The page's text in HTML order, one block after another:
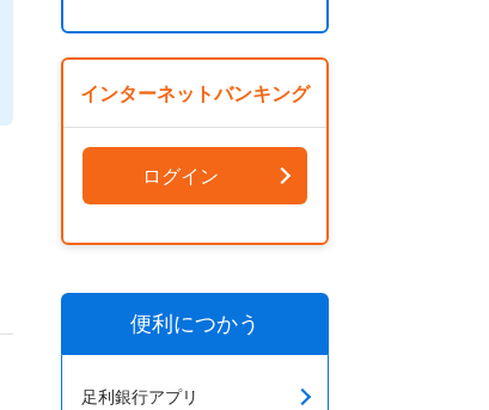
インターネットバンキング
ログイン
便利につかう
足利銀行アプリ